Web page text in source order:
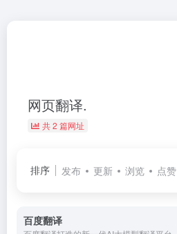
网页翻译.
共 2 篇网址
排序 发布 更新 浏览 点赞
百度翻译